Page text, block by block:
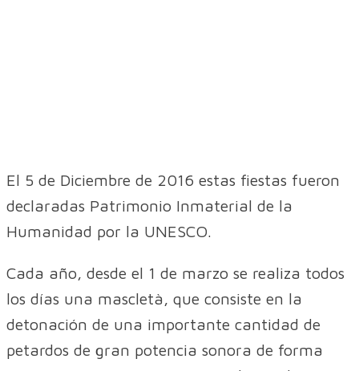
El 5 de Diciembre de 2016 estas fiestas fueron
declaradas Patrimonio Inmaterial de la
Humanidad por la UNESCO.
Cada año, desde el 1 de marzo se realiza todos
los días una mascletà, que consiste en la
detonación de una importante cantidad de
petardos de gran potencia sonora de forma